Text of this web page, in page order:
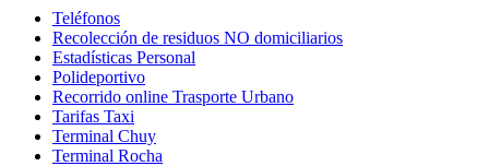
Teléfonos
Recolección de residuos NO domiciliarios
Estadísticas Personal
Polideportivo
Recorrido online Trasporte Urbano
Tarifas Taxi
Terminal Chuy
Terminal Rocha